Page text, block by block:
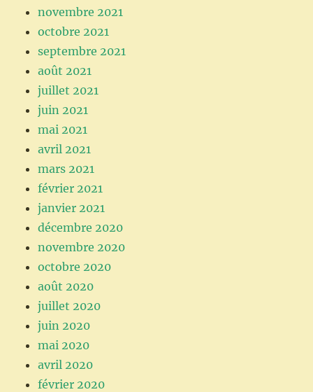
novembre 2021
octobre 2021
septembre 2021
août 2021
juillet 2021
juin 2021
mai 2021
avril 2021
mars 2021
février 2021
janvier 2021
décembre 2020
novembre 2020
octobre 2020
août 2020
juillet 2020
juin 2020
mai 2020
avril 2020
février 2020